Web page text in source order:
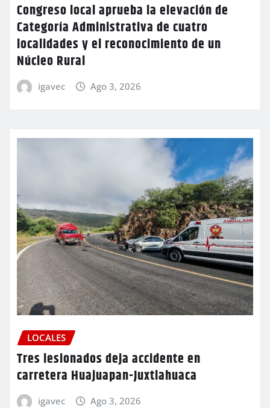
Congreso local aprueba la elevación de
Categoría Administrativa de cuatro
localidades y el reconocimiento de un
Núcleo Rural
igavec Ago 3, 2026
LOCALES
Tres lesionados deja accidente en
carretera Huajuapan-Juxtlahuaca
igavec Ago 3, 2026